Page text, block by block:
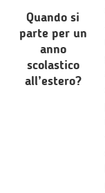
Quando si
parte per un
anno
scolastico
all’estero?